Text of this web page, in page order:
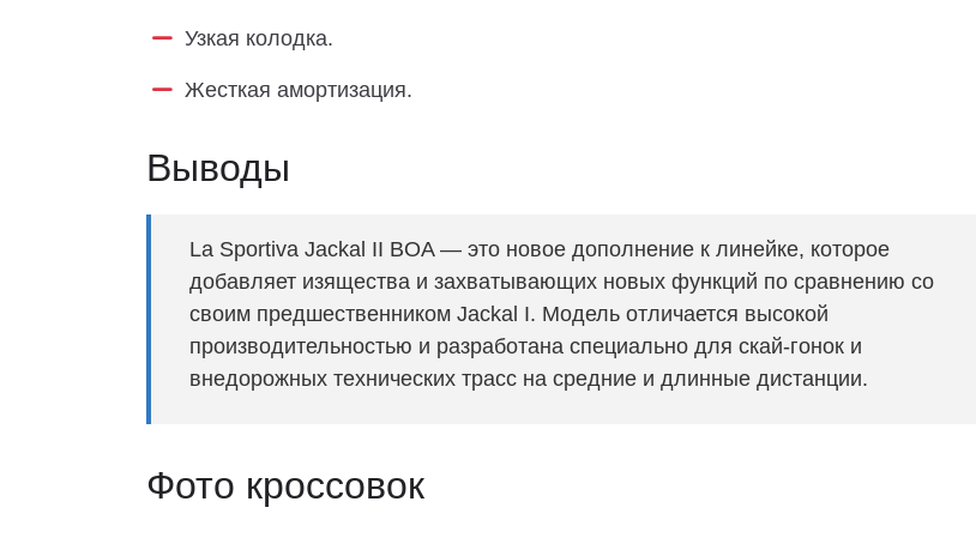
Узкая колодка.
Жесткая амортизация.
Выводы
La Sportiva Jackal II BOA — это новое дополнение к линейке, которое
добавляет изящества и захватывающих новых функций по сравнению со
своим предшественником Jackal I. Модель отличается высокой
производительностью и разработана специально для скай-гонок и
внедорожных технических трасс на средние и длинные дистанции.
Фото кроссовок